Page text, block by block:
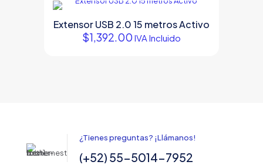
Extensor USB 2.0 15 metros Activo
$1,392.00 IVA Incluido
¿Tienes preguntas? ¡Llámanos!
(+52) 55-5014-7952